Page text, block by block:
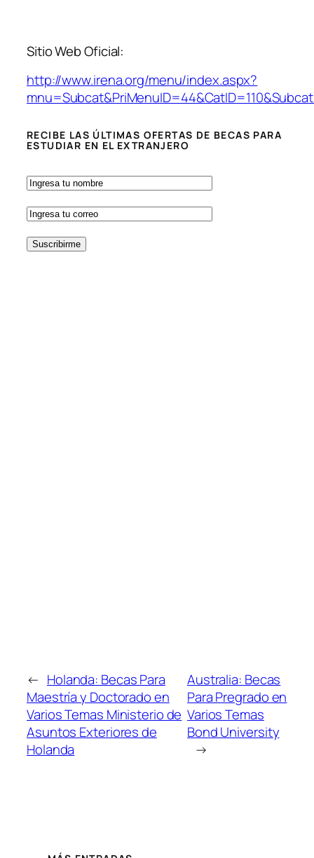
Sitio Web Oficial:
http://www.irena.org/menu/index.aspx?
RECIBE LAS ÚLTIMAS OFERTAS DE BECAS PARA
ESTUDIAR EN EL EXTRANJERO
← Holanda: Becas Para
Maestría y Doctorado en
Varios Temas Ministerio de
Asuntos Exteriores de
Holanda
Australia: Becas
Para Pregrado en
Varios Temas
Bond University
→